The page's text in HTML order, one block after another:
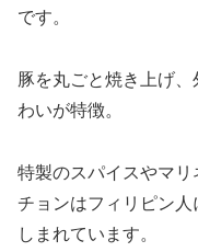
です。
豚を丸ごと焼き上げ
わいが特徴。
特製のスパイスやマ
チョンはフィリピン
しまれています。